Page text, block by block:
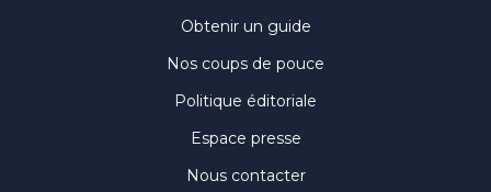
Obtenir un guide
Nos coups de pouce
Politique éditoriale
Espace presse
Nous contacter